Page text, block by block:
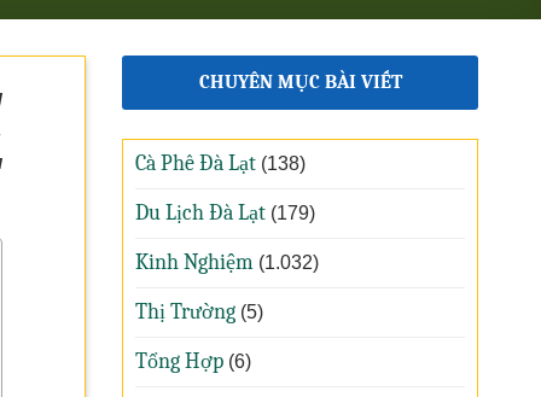
CHUYÊN MỤC BÀI VIẾT
Cà Phê Đà Lạt (138)
Du Lịch Đà Lạt (179)
Kinh Nghiệm (1.032)
Thị Trường (5)
Tổng Hợp (6)